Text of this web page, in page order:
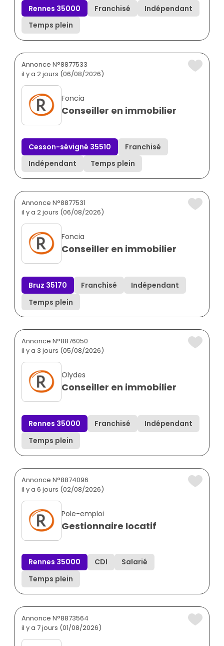
Rennes 35000 Franchisé
Indépendant
Temps plein
Annonce N°8877533
il y a 2 jours (06/08/2026)
Foncia
Conseiller en immobilier
Cesson-sévigné 35510
Franchisé
Indépendant
Temps plein
Annonce N°8877531
il y a 2 jours (06/08/2026)
Foncia
Conseiller en immobilier
Bruz 35170 Franchisé
Indépendant
Temps plein
Annonce N°8876050
il y a 3 jours (05/08/2026)
Olydes
Conseiller en immobilier
Rennes 35000 Franchisé
Indépendant
Temps plein
Annonce N°8874096
il y a 6 jours (02/08/2026)
Pole-emploi
Gestionnaire locatif
Rennes 35000 CDI
Salarié
Temps plein
Annonce N°8873564
il y a 7 jours (01/08/2026)